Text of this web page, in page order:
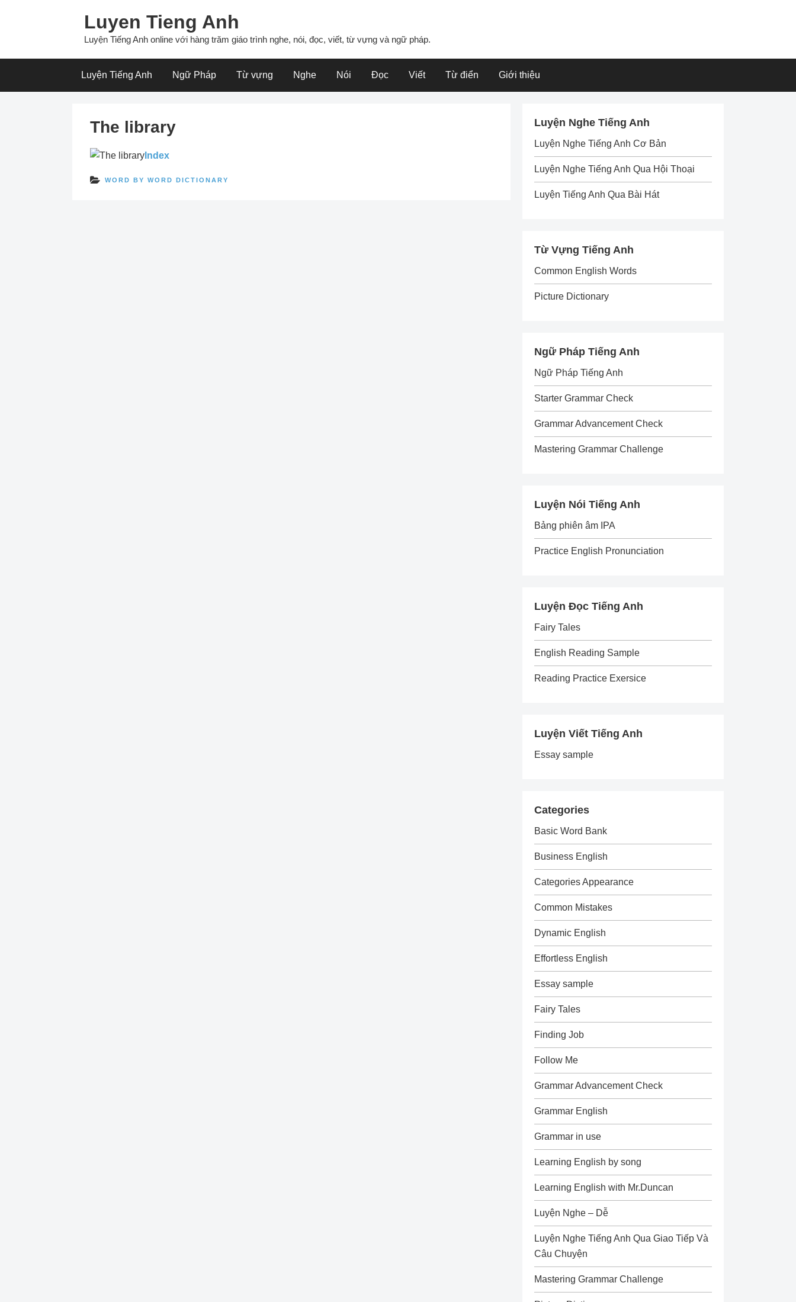
Luyen Tieng Anh
Luyện Tiếng Anh online với hàng trăm giáo trình nghe, nói, đọc, viết, từ vựng và ngữ pháp.
Luyện Tiếng Anh Ngữ Pháp Từ vựng Nghe Nói Đọc Viết Từ điển Giới thiệu
The library
Index
WORD BY WORD DICTIONARY
Luyện Nghe Tiếng Anh
Luyện Nghe Tiếng Anh Cơ Bản
Luyện Nghe Tiếng Anh Qua Hội Thoại
Luyện Tiếng Anh Qua Bài Hát
Từ Vựng Tiếng Anh
Common English Words
Picture Dictionary
Ngữ Pháp Tiếng Anh
Ngữ Pháp Tiếng Anh
Starter Grammar Check
Grammar Advancement Check
Mastering Grammar Challenge
Luyện Nói Tiếng Anh
Bảng phiên âm IPA
Practice English Pronunciation
Luyện Đọc Tiếng Anh
Fairy Tales
English Reading Sample
Reading Practice Exersice
Luyện Viết Tiếng Anh
Essay sample
Categories
Basic Word Bank
Business English
Categories Appearance
Common Mistakes
Dynamic English
Effortless English
Essay sample
Fairy Tales
Finding Job
Follow Me
Grammar Advancement Check
Grammar English
Grammar in use
Learning English by song
Learning English with Mr.Duncan
Luyện Nghe – Dễ
Luyện Nghe Tiếng Anh Qua Giao Tiếp Và
Câu Chuyện
Mastering Grammar Challenge